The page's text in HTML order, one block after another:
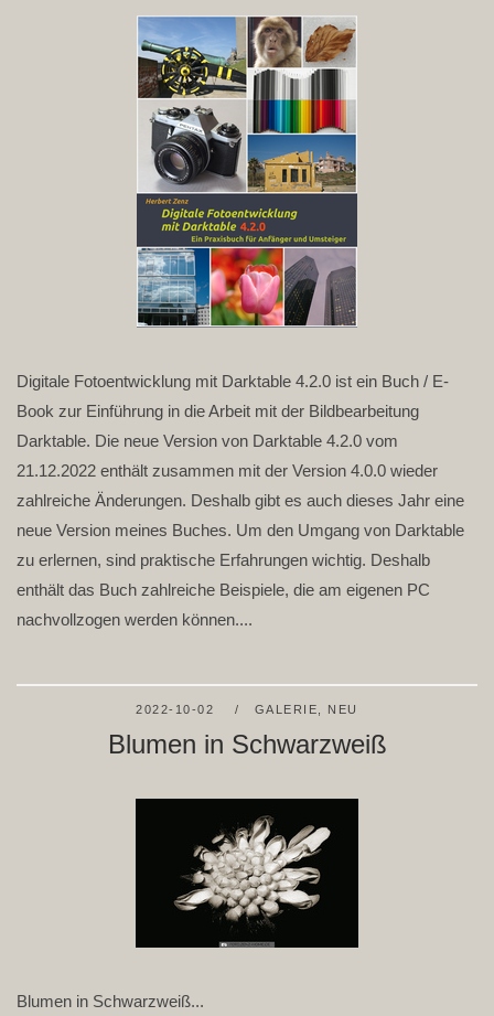
Digitale Fotoentwicklung mit Darktable 4.2.0 ist ein Buch / E-
Book zur Einführung in die Arbeit mit der Bildbearbeitung
Darktable. Die neue Version von Darktable 4.2.0 vom
21.12.2022 enthält zusammen mit der Version 4.0.0 wieder
zahlreiche Änderungen. Deshalb gibt es auch dieses Jahr eine
neue Version meines Buches. Um den Umgang von Darktable
zu erlernen, sind praktische Erfahrungen wichtig. Deshalb
enthält das Buch zahlreiche Beispiele, die am eigenen PC
nachvollzogen werden können....
2022-10-02 GALERIE NEU
Blumen in Schwarzweiß
Blumen in Schwarzweiß...